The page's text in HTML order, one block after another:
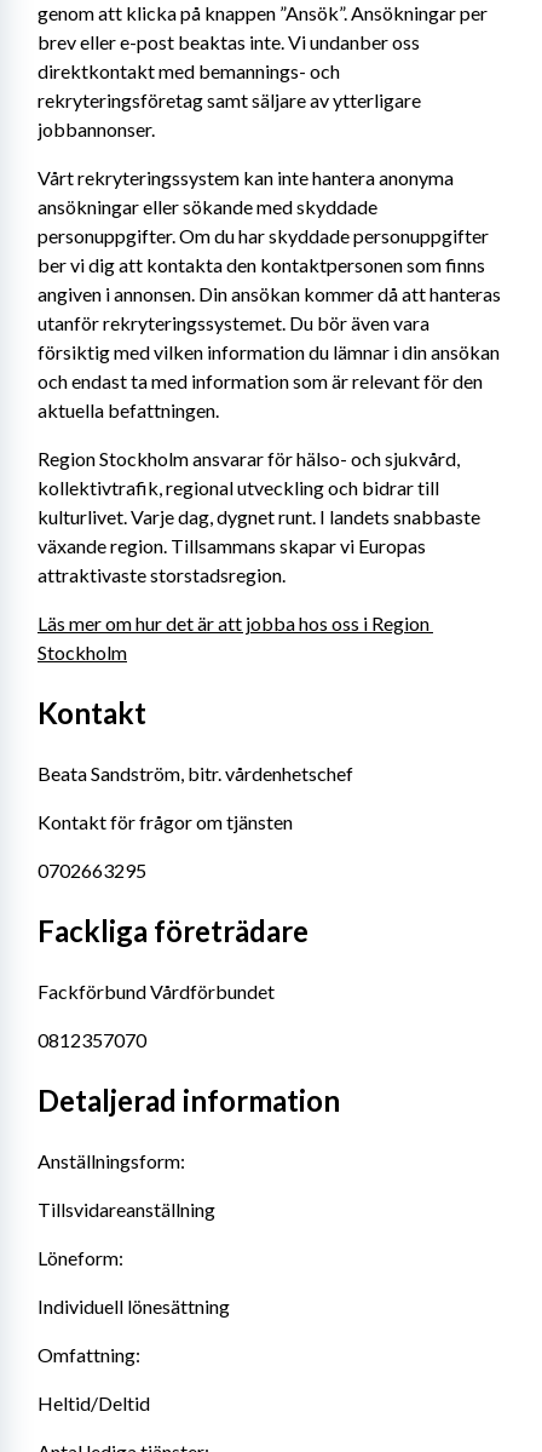
genom att klicka på knappen ”Ansök”. Ansökningar per
brev eller e-post beaktas inte. Vi undanber oss
direktkontakt med bemannings- och
rekryteringsföretag samt säljare av ytterligare
jobbannonser.
Vårt rekryteringssystem kan inte hantera anonyma
ansökningar eller sökande med skyddade
personuppgifter. Om du har skyddade personuppgifter
ber vi dig att kontakta den kontaktpersonen som finns
angiven i annonsen. Din ansökan kommer då att hanteras
utanför rekryteringssystemet. Du bör även vara
försiktig med vilken information du lämnar i din ansökan
och endast ta med information som är relevant för den
aktuella befattningen.
Region Stockholm ansvarar för hälso- och sjukvård,
kollektivtrafik, regional utveckling och bidrar till
kulturlivet. Varje dag, dygnet runt. I landets snabbaste
växande region. Tillsammans skapar vi Europas
attraktivaste storstadsregion.
Läs mer om hur det är att jobba hos oss i Region
Stockholm
Kontakt
Beata Sandström, bitr. vårdenhetschef
Kontakt för frågor om tjänsten
0702663295
Fackliga företrädare
Fackförbund Vårdförbundet
0812357070
Detaljerad information
Anställningsform:
Tillsvidareanställning
Löneform:
Individuell lönesättning
Omfattning:
Heltid/Deltid